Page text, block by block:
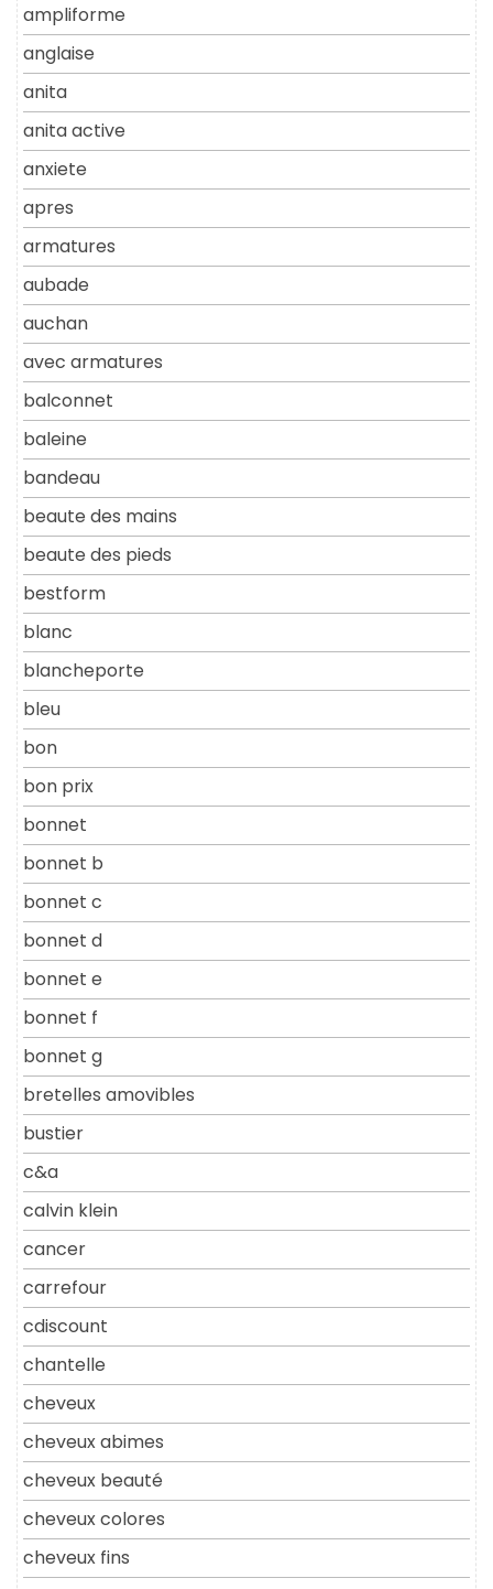
ampliforme
anglaise
anita
anita active
anxiete
apres
armatures
aubade
auchan
avec armatures
balconnet
baleine
bandeau
beaute des mains
beaute des pieds
bestform
blanc
blancheporte
bleu
bon
bon prix
bonnet
bonnet b
bonnet c
bonnet d
bonnet e
bonnet f
bonnet g
bretelles amovibles
bustier
c&a
calvin klein
cancer
carrefour
cdiscount
chantelle
cheveux
cheveux abimes
cheveux beauté
cheveux colores
cheveux fins